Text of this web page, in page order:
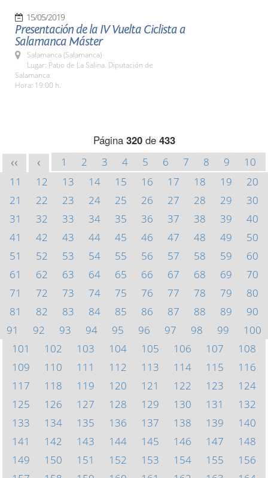
15/05/2019
Presentación de la IV Vuelta Ciclista a
Salamanca Máster
Salamanca (Salamanca)
Lugar: Patio de La Salina. Diputación de
Salamanca
Hora: 19:00 h.
Página 320de 433
<< < 1 2 3 4 5 6 7 8 9
10
11
12 13 14 15 16 17 18 19
20
21
22 23 24 25 26 27 28 29
30
31
32 33 34 35 36 37 38 39
40
41
42 43 44 45 46 47 48 49
50
51
52 53 54 55 56 57 58 59
60
61
62 63 64 65 66 67 68 69
70
71
72 73 74 75 76 77 78 79
80
81
82 83 84 85 86 87 88 89
90
91
92 93 94 95 96 97 98 99
100
101
102 103 104 105 106 107
108
109
110 111 112 113 114 115
116
117
118 119 120 121 122 123
124
125
126 127 128 129 130 131
132
133
134 135 136 137 138 139
140
141
142 143 144 145 146 147
148
149
150 151 152 153 154 155
156